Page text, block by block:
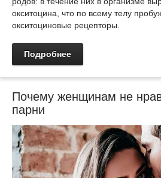
окситоцина, что по всему телу
окситоциновые рецепторы.
Подробнее
Почему женщинам не
парни